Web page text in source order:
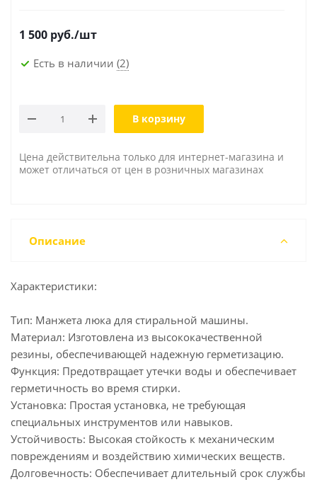
1 500 руб./шт
Есть в наличии (2)
В корзину
Цена действительна только для интернет-магазина и
может отличаться от цен в розничных магазинах
Описание
Характеристики:
Тип: Манжета люка для стиральной машины.
Материал: Изготовлена из высококачественной
резины, обеспечивающей надежную герметизацию.
Функция: Предотвращает утечки воды и обеспечивает
герметичность во время стирки.
Установка: Простая установка, не требующая
специальных инструментов или навыков.
Устойчивость: Высокая стойкость к механическим
повреждениям и воздействию химических веществ.
Долговечность: Обеспечивает длительный срок службы